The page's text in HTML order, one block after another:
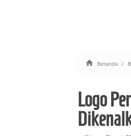
 Beranda
Logo